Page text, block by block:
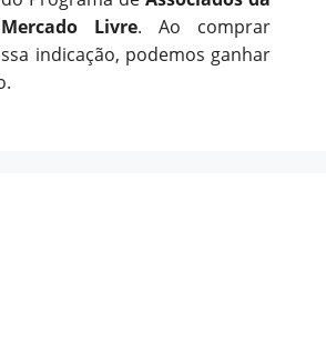
Livre. Ao comprar
indicação, podemos ganhar